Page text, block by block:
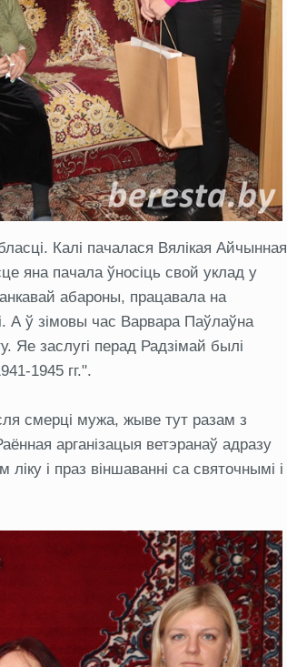
Калі пачалася Вялікая Айчынная
яна пачала ўносіць свой уклад у
абароны, працавала на
А ў зімовы час Варвара Паўлаўна
Яе заслугі перад Радзімай былі
1945 гг.".
смерці мужа, жыве тут разам з
арганізацыя ветэранаў адразу
і праз віншаванні са святочнымі і